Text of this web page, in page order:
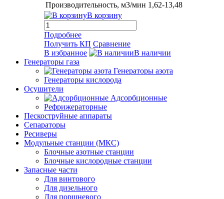
Производительность, м3/мин 1,62-13,48
В корзину
Подробнее
Получить КП Сравнение
В избранное
В наличии
Генераторы газа
Генераторы азота
Генераторы кислорода
Осушители
Адсорбционные
Рефрижераторные
Пескоструйные аппараты
Сепараторы
Ресиверы
Модульные станции (МКС)
Блочные азотные станции
Блочные кислородные станции
Запасные части
Для винтового
Для дизельного
Для поршневого